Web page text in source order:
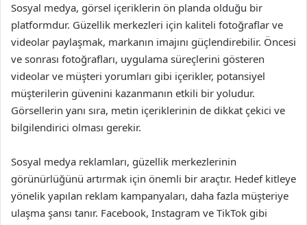
Sosyal medya, görsel içeriklerin ön planda olduğu bir
platformdur. Güzellik merkezleri için kaliteli fotoğraflar ve
videolar paylaşmak, markanın imajını güçlendirebilir. Öncesi
ve sonrası fotoğrafları, uygulama süreçlerini gösteren
videolar ve müşteri yorumları gibi içerikler, potansiyel
müşterilerin güvenini kazanmanın etkili bir yoludur.
Görsellerin yanı sıra, metin içeriklerinin de dikkat çekici ve
bilgilendirici olması gerekir.
Sosyal medya reklamları, güzellik merkezlerinin
görünürlüğünü artırmak için önemli bir araçtır. Hedef kitleye
yönelik yapılan reklam kampanyaları, daha fazla müşteriye
ulaşma şansı tanır. Facebook, Instagram ve TikTok gibi